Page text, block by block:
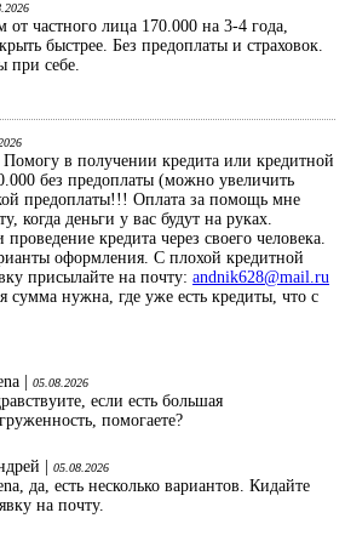
от частного лица 170.000 на 3-4 года,
быстрее. Без предоплаты и страховок.
при себе.
в получении кредита или кредитной
без предоплаты (можно увеличить
предоплаты!!! Оплата за помощь мне
когда деньги у вас будут на руках.
кредита через своего человека.
оформления. С плохой кредитной
присылайте на почту: andnik628@mail.ru
сумма нужна, где уже есть кредиты, что с
|
05.08.2026
если есть большая
помогаете?
| 05.08.2026
да, есть несколько вариантов. Кидайте
на почту.